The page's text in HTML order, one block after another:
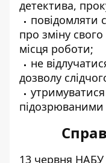
детектива,
повідомляти
про зміну
місця роботи;
не
дозволу
підозрюваними
13 червня